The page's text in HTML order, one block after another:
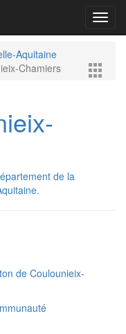
Aquitaine
Chamiers
de la
de Coulounieix-